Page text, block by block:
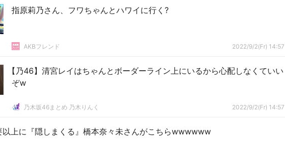
指原莉乃さん、フワちゃんとハワイに行く?
AKBフレンド 2022/9/2(Fr) 14:57
【乃46】清宮レイはちゃんとボーダーライン上にいるから心配しなくていい
ぞw
乃木坂46まとめ 乃木りんく 2022/9/2(Fr) 14:57
以上に『隠しまくる』橋本奈々未さんがこちらwwwwww